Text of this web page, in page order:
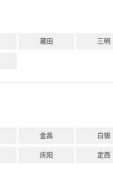
莆田 三明
金昌 白银
庆阳 定西